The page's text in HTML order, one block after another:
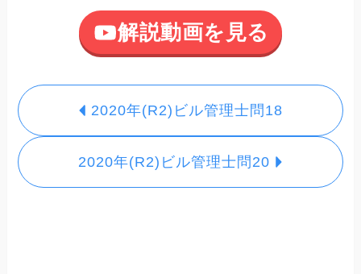
解説動画を見る
2020年(R2)ビル管理士問18
2020年(R2)ビル管理士問20